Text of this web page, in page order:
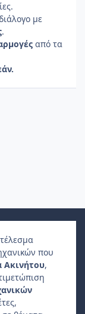
με
.
από τα
που
Ακινήτου,